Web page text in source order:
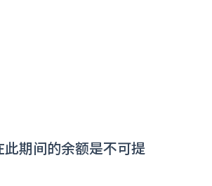
期间的余额是不可提